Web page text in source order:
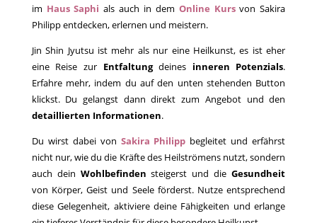
im Haus Saphi als auch in dem Online Kursvon Sakira
Philipp entdecken, erlernen und meistern.
Jin Shin Jyutsu ist mehr als nur eine Heilkunst, es ist eher
eine Reise zur Entfaltungdeines inneren Potenzials.
Erfahre mehr, indem du auf den unten stehenden Button
klickst. Du gelangst dann direkt zum Angebot und den
detaillierten Informationen.
Du wirst dabei von Sakira Philipp begleitet und erfährst
nicht nur, wie du die Kräfte des Heilströmens nutzt, sondern
auch dein Wohlbefinden steigerst und dieGesundheit
von Körper, Geist und Seele förderst. Nutze entsprechend
diese Gelegenheit, aktiviere deine Fähigkeiten und erlange